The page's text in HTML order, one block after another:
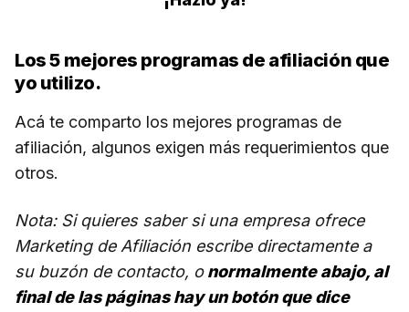
Los 5 mejores programas de afiliación que
yo utilizo.
Acá te comparto los mejores programas de
afiliación, algunos exigen más requerimientos que
otros.
Nota: Si quieres saber si una empresa ofrece
Marketing de Afiliación escribe directamente a
su buzón de contacto, onormalmente abajo, al
final de las páginas hay un botón que dice